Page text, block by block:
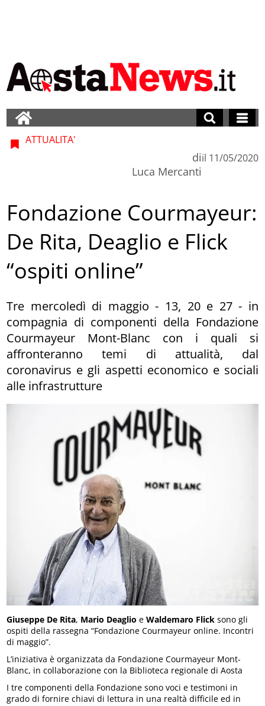
ATTUALITA'
di
Luca Mercanti
il 11/05/2020
Fondazione Courmayeur:
De Rita, Deaglio e Flick
“ospiti online”
Tre mercoledì di maggio - 13, 20 e 27 - in
compagnia di componenti della Fondazione
Courmayeur Mont-Blanc con i quali si
affronteranno temi di attualità, dal
coronavirus e gli aspetti economico e sociali
alle infrastrutture
Giuseppe De Rita, Mario Deaglio eWaldemaro Flick sono gli
ospiti della rassegna “Fondazione Courmayeur online. Incontri
di maggio”.
L’iniziativa è organizzata da Fondazione Courmayeur Mont-
Blanc, in collaborazione con la Biblioteca regionale di Aosta
I tre componenti della Fondazione sono voci e testimoni in
grado di fornire chiavi di lettura in una realtà difficile ed in